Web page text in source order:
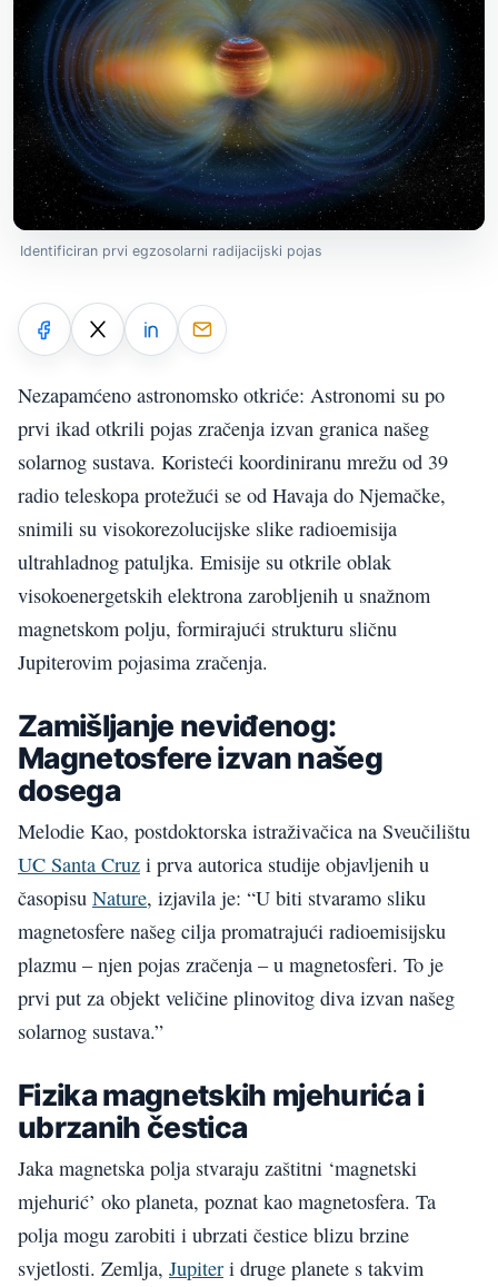
Identificiran prvi egzosolarni radijacijski pojas
Nezapamćeno astronomsko otkriće: Astronomi su po
prvi ikad otkrili pojas zračenja izvan granica našeg
solarnog sustava. Koristeći koordiniranu mrežu od 39
radio teleskopa protežući se od Havaja do Njemačke,
snimili su visokorezolucijske slike radioemisija
ultrahladnog patuljka. Emisije su otkrile oblak
visokoenergetskih elektrona zarobljenih u snažnom
magnetskom polju, formirajući strukturu sličnu
Jupiterovim pojasima zračenja.
Zamišljanje neviđenog:
Magnetosfere izvan našeg
dosega
Melodie Kao, postdoktorska istraživačica na Sveučilištu
UC Santa Cruz i prva autorica studije objavljenih u
časopisu Nature, izjavila je: “U biti stvaramo sliku
magnetosfere našeg cilja promatrajući radioemisijsku
plazmu – njen pojas zračenja – u magnetosferi. To je
prvi put za objekt veličine plinovitog diva izvan našeg
solarnog sustava.”
Fizika magnetskih mjehurića i
ubrzanih čestica
Jaka magnetska polja stvaraju zaštitni ‘magnetski
mjehurić’ oko planeta, poznat kao magnetosfera. Ta
polja mogu zarobiti i ubrzati čestice blizu brzine
svjetlosti. Zemlja, Jupiter i druge planete s takvim